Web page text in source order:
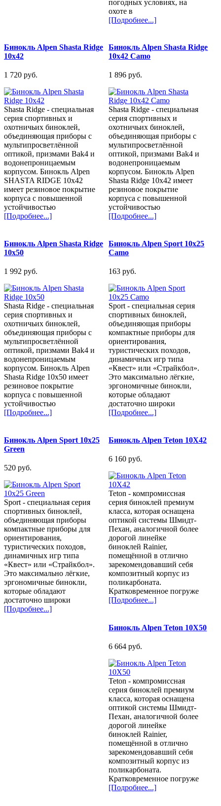
погодных условиях, на
охоте в
[Подробнее...]
Бинокль Alpen Shasta Ridge
10x42
1 720 pуб.
Shasta Ridge - специальная
серия спортивных и
охотничьих биноклей,
объединяющая приборы с
мультипросветлённой
оптикой, призмами Bak4 и
водонепроницаемым
корпусом. Бинокль Alpen
SHASTA RIDGE 10x42
имеет резиновое покрытие
корпуса с повышенной
устойчивостью
[Подробнее...]
Бинокль Alpen Shasta Ridge
10x42 Camo
1 896 pуб.
Shasta Ridge - специальная
серия спортивных и
охотничьих биноклей,
объединяющая приборы с
мультипросветлённой
оптикой, призмами Bak4 и
водонепроницаемым
корпусом. Бинокль Alpen
Shasta Ridge 10x42 имеет
резиновое покрытие
корпуса с повышенной
устойчивостью
[Подробнее...]
Бинокль Alpen Shasta Ridge
10x50
1 992 pуб.
Shasta Ridge - специальная
серия спортивных и
охотничьих биноклей,
объединяющая приборы с
мультипросветлённой
оптикой, призмами Bak4 и
водонепроницаемым
корпусом. Бинокль Alpen
Shasta Ridge 10x50 имеет
резиновое покрытие
корпуса с повышенной
устойчивостью
[Подробнее...]
Бинокль Alpen Sport 10x25
Camo
163 pуб.
Sport - специальная серия
спортивных биноклей,
объединяющая приборы
компактные приборы для
ориентирования,
туристических походов,
динамичных игр типа
«Квест» или «Страйкбол».
Это максимально лёгкие,
эргономичные бинокли,
которые обладают
достаточно широки
[Подробнее...]
Бинокль Alpen Sport 10x25
Green
520 pуб.
Sport - специальная серия
спортивных биноклей,
объединяющая приборы
компактные приборы для
ориентирования,
туристических походов,
динамичных игр типа
«Квест» или «Страйкбол».
Это максимально лёгкие,
эргономичные бинокли,
которые обладают
достаточно широки
[Подробнее...]
Бинокль Alpen Teton 10X42
6 160 pуб.
Teton - компромиссная
серия биноклей премиум
класса, которая оснащена
оптикой системы Шмидт-
Пехан, аналогичной более
дорогой линейке
биноклей Rainier,
помещённой в отлично
зарекомендовавший себя
композитный корпус из
поликарбоната.
Кратковременное погруже
[Подробнее...]
Бинокль Alpen Teton 10X50
6 664 pуб.
Teton - компромиссная
серия биноклей премиум
класса, которая оснащена
оптикой системы Шмидт-
Пехан, аналогичной более
дорогой линейке
биноклей Rainier,
помещённой в отлично
зарекомендовавший себя
композитный корпус из
поликарбоната.
Кратковременное погруже
[Подробнее...]